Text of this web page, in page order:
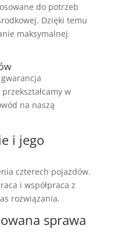
do potrzeb
Dzięki temu
maksymalnej
gwarancja
w
na naszą
i jego
czterech pojazdów.
i współpraca z
rozwiązania.
sprawa